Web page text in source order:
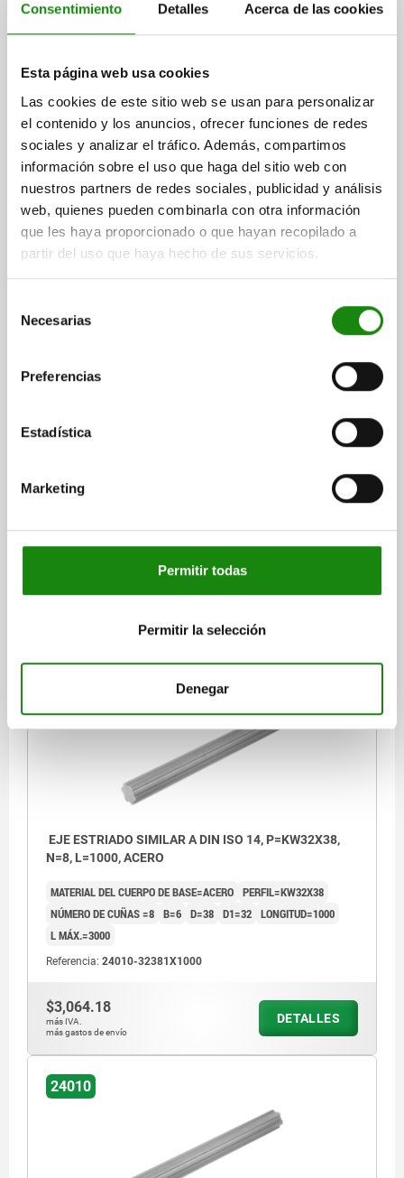
Consentimiento Detalles Acerca de las cookies
Esta página web usa cookies
Las cookies de este sitio web se usan para personalizar
el contenido y los anuncios, ofrecer funciones de redes
sociales y analizar el tráfico. Además, compartimos
información sobre el uso que haga del sitio web con
nuestros partners de redes sociales, publicidad y análisis
web, quienes pueden combinarla con otra información
que les haya proporcionado o que hayan recopilado a
partir del uso que haya hecho de sus servicios.
Necesarias
Preferencias
Estadística
Marketing
Permitir todas
Permitir la selección
Denegar
MATERIAL DEL CUERPO DE BASE=ACERO PERFIL=KW23X28
NÚMERO DE CUÑAS =6
B=6 D=28 D1=23
LONGITUD=1000
L MÁX.=3000
Referencia:24010-23281X1000
$1,677.17
más IVA.
más gastos de envío
EJE ESTRIADO SIMILAR A DIN ISO 14, P=KW26X32,
MATERIAL DEL CUERPO DE BASE=ACERO
24010-26321X1000
EJE ESTRIADO SIMILAR A DIN ISO 14, P=KW32X38,
N=8, L=1000, ACERO
MATERIAL DEL CUERPO DE BASE=ACERO PERFIL=KW32X38
NÚMERO DE CUÑAS =8 B=6 D=38 D1=32 LONGITUD=1000
L MÁX.=3000
Referencia: 24010-32381X1000
$3,064.18
más IVA.
más gastos de envío
DETALLES
24010